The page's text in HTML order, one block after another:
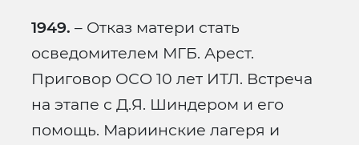
1949. – Отказ матери стать
осведомителем МГБ. Арест.
Приговор ОСО 10 лет ИТЛ. Встреча
на этапе с Д.Я. Шиндером и его
помощь. Мариинские лагеря и